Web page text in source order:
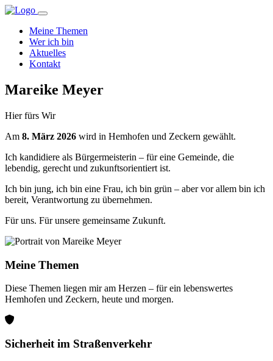
Meine Themen
Wer ich bin
Aktuelles
Kontakt
Mareike Meyer
Hier fürs Wir
Am 8. März 2026 wird in Hemhofen und Zeckern gewählt.
Ich kandidiere als Bürgermeisterin – für eine Gemeinde, die
lebendig, gerecht und zukunftsorientiert ist.
Ich bin jung, ich bin eine Frau, ich bin grün – aber vor allem bin ich
bereit, Verantwortung zu übernehmen.
Für uns. Für unsere gemeinsame Zukunft.
Meine Themen
Diese Themen liegen mir am Herzen – für ein lebenswertes
Hemhofen und Zeckern, heute und morgen.
Sicherheit im Straßenverkehr